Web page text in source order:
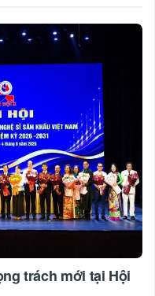
trách mới tại Hội